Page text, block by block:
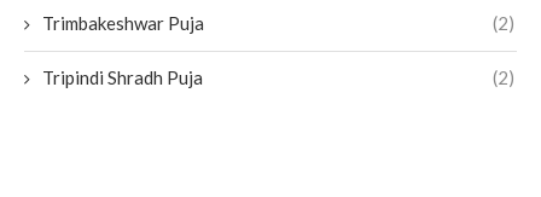
Trimbakeshwar Puja (2)
Tripindi Shradh Puja (2)